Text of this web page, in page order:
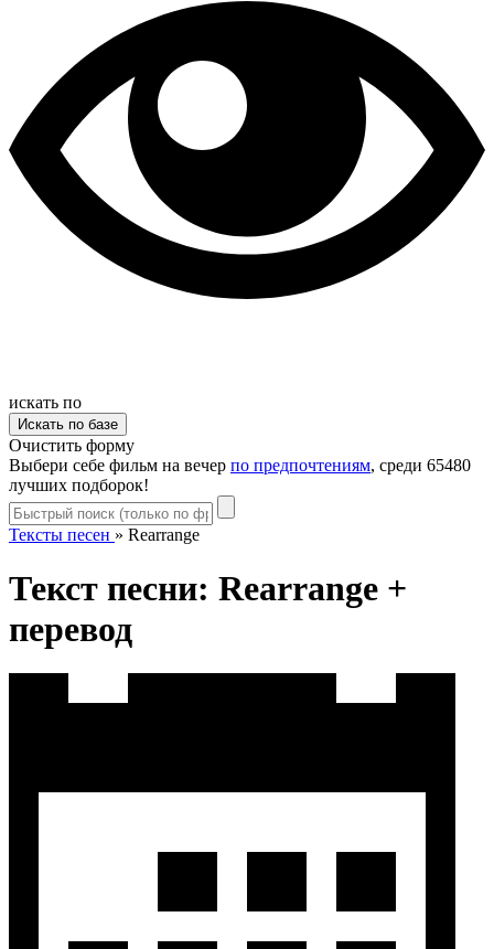
искать по
Очистить форму
Выбери себе фильм на вечер по предпочтениям, среди 65480
лучших подборок!
Тексты песен » Rearrange
Текст песни: Rearrange +
перевод